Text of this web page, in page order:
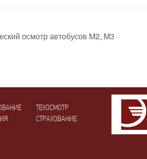
осмотр автобусов M2, M3
ТЕХОСМОТР
СТРАХОВАНИЕ